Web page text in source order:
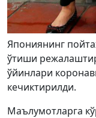
Япониянинг
ўтиши
ўйинлари
кечиктирилди.
Маълумотларга